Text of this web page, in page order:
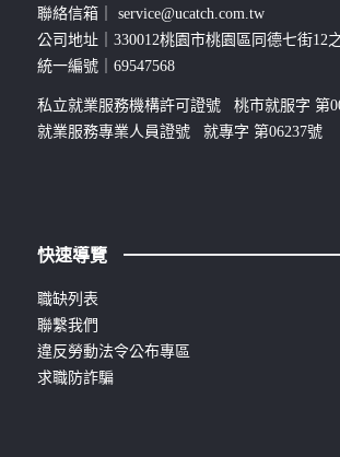
聯絡信箱｜ service@ucatch.com.tw
公司地址｜330012桃園市桃園區同德七街12
統一編號｜69547568
私立就業服務機構許可證號 桃市就服字 第
就業服務專業人員證號 就專字 第06237號
快速導覽
職缺列表
聯繫我們
違反勞動法令公布專區
求職防詐騙